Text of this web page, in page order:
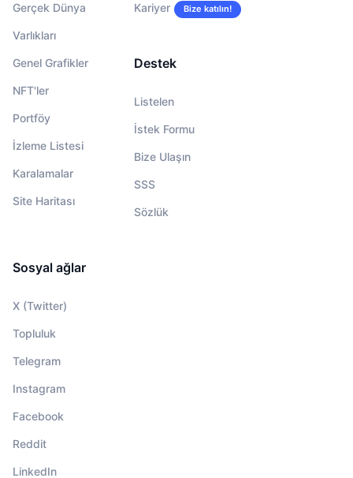
Gerçek Dünya
Varlıkları
Genel Grafikler
NFT'ler
Portföy
İzleme Listesi
Karalamalar
Site Haritası
Kariyer Bize katılın!
Destek
Listelen
İstek Formu
Bize Ulaşın
SSS
Sözlük
Sosyal ağlar
X (Twitter)
Topluluk
Telegram
Instagram
Facebook
Reddit
LinkedIn